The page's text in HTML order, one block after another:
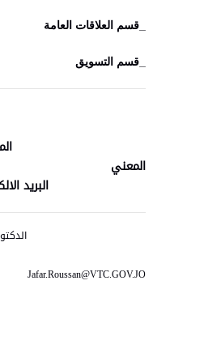
_قسم العلاقات العامة
_قسم التسويق
البريد
Jafar.Roussan@VTC.GOV.JO